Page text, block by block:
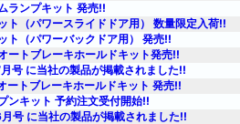
ランプキット 発売!!
ト（パワースライドドア用） 数量限定入荷!!
ト（パワーバックドア用） 発売!!
ートブレーキホールドキット発売!!
号 に当社の製品が掲載されました!!
ートブレーキホールドキット 発売!!
ンキット 予約注文受付開始!!
号 に当社の製品が掲載されました!!